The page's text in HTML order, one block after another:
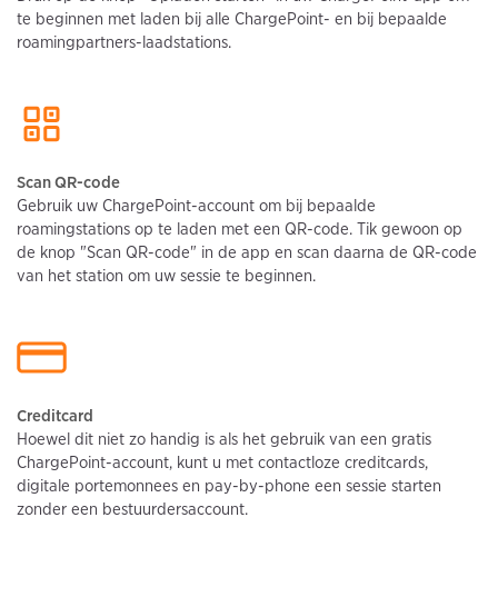
te beginnen met laden bij alle ChargePoint- en bij bepaalde
roamingpartners-laadstations.
Scan QR-code
Gebruik uw ChargePoint-account om bij bepaalde
roamingstations op te laden met een QR-code. Tik gewoon op
de knop "Scan QR-code" in de app en scan daarna de QR-code
van het station om uw sessie te beginnen.
Creditcard
Hoewel dit niet zo handig is als het gebruik van een gratis
ChargePoint-account, kunt u met contactloze creditcards,
digitale portemonnees en pay-by-phone een sessie starten
zonder een bestuurdersaccount.